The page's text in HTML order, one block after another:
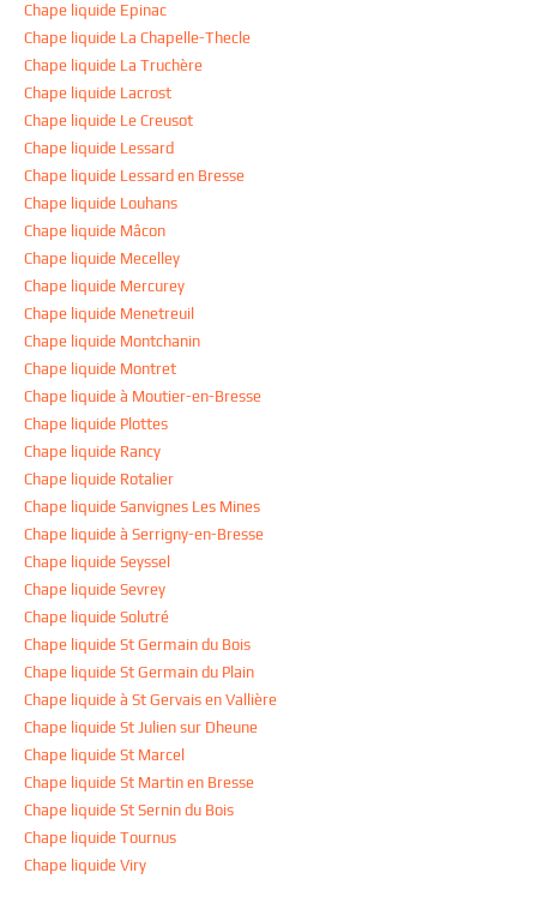
Chape liquide Epinac
Chape liquide La Chapelle-Thecle
Chape liquide La Truchère
Chape liquide Lacrost
Chape liquide Le Creusot
Chape liquide Lessard
Chape liquide Lessard en Bresse
Chape liquide Louhans
Chape liquide Mâcon
Chape liquide Mecelley
Chape liquide Mercurey
Chape liquide Menetreuil
Chape liquide Montchanin
Chape liquide Montret
Chape liquide à Moutier-en-Bresse
Chape liquide Plottes
Chape liquide Rancy
Chape liquide Rotalier
Chape liquide Sanvignes Les Mines
Chape liquide à Serrigny-en-Bresse
Chape liquide Seyssel
Chape liquide Sevrey
Chape liquide Solutré
Chape liquide St Germain du Bois
Chape liquide St Germain du Plain
Chape liquide à St Gervais en Vallière
Chape liquide St Julien sur Dheune
Chape liquide St Marcel
Chape liquide St Martin en Bresse
Chape liquide St Sernin du Bois
Chape liquide Tournus
Chape liquide Viry